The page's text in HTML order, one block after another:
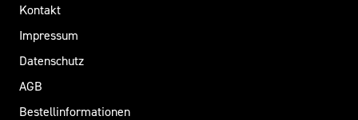
Kontakt
Impressum
Datenschutz
AGB
Bestellinformationen